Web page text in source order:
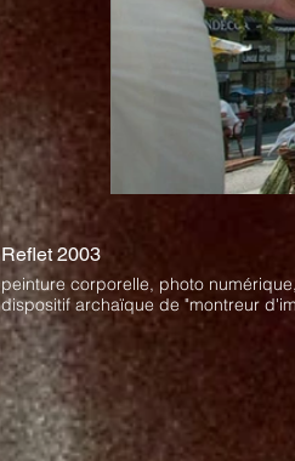
Reflet 2003
peinture corporelle, photo numérique,
dispositif archaïque de "montreur